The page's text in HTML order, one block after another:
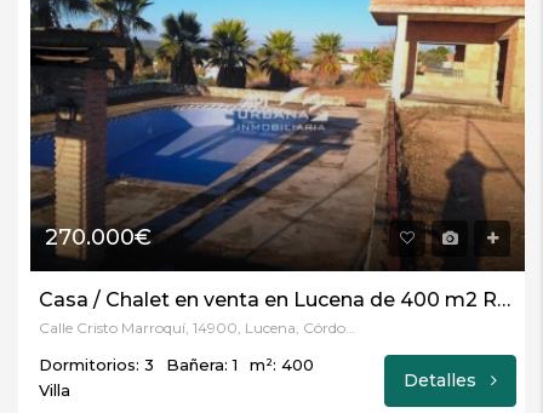
270.000€
Casa / Chalet en venta en Lucena de 400 m2 REF:4924
Dormitorios: 3 Bañera: 1
m²: 400
Villa
Detalles